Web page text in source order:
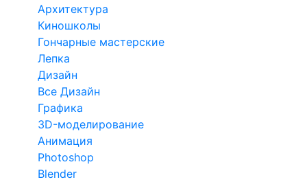
Архитектура
Киношколы
Гончарные мастерские
Лепка
Дизайн
Все Дизайн
Графика
3D-моделирование
Анимация
Photoshop
Blender